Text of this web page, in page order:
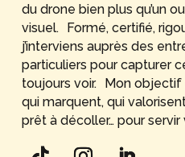
du drone bien plus qu’un
visuel. Formé, certifié,
j’interviens auprès des
particuliers pour capturer
toujours voir. Mon objectif
qui marquent, qui
prêt à décoller… pour servir